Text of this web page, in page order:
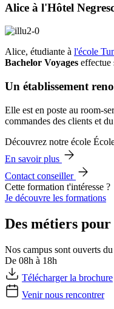
Alice à l'Hôtel
Alice, étudiante à l'école
Bachelor Voyages effectue
Un établissement
Elle est en poste au room-
commandes des clients et
Découvrez notre école
En savoir plus
Contact conseiller
Cette formation t'intéresse ?
Je découvre les formations
Des métiers
Nos campus sont ouverts
De 08h à 18h
Télécharger la brochure
Venir nous rencontrer